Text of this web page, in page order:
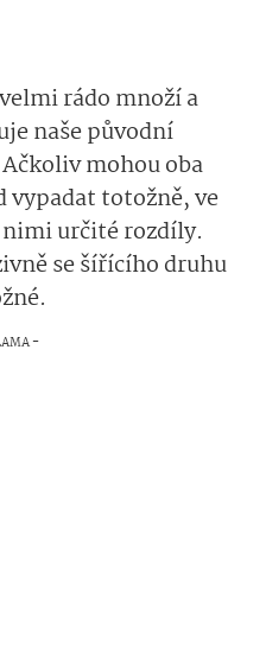
rádo množí a
naše původní
mohou oba
vypadat totožně, ve
určité rozdíly.
se šířícího druhu